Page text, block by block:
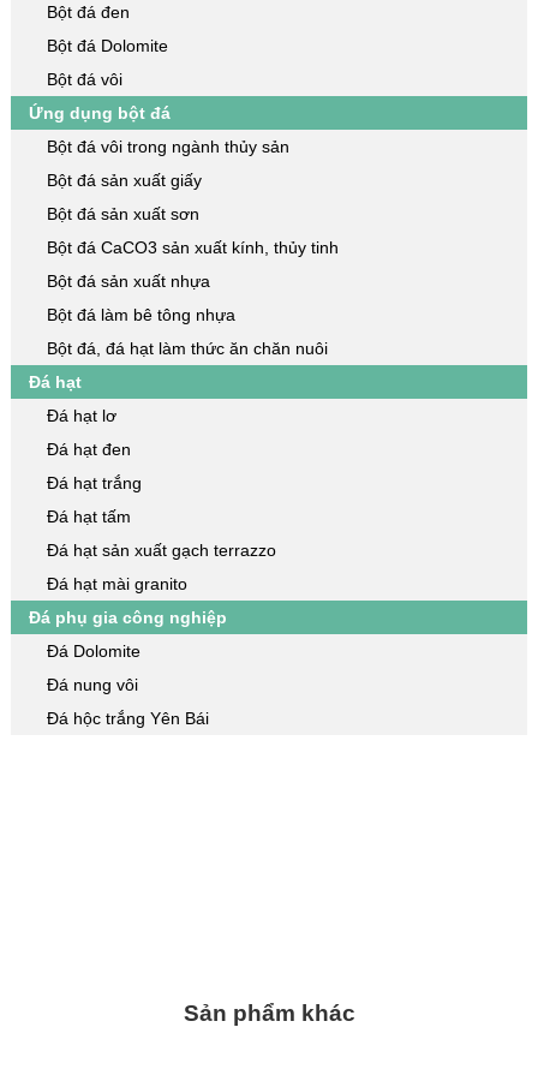
Bột đá đen
Bột đá Dolomite
Bột đá vôi
Ứng dụng bột đá
Bột đá vôi trong ngành thủy sản
Bột đá sản xuất giấy
Bột đá sản xuất sơn
Bột đá CaCO3 sản xuất kính, thủy tinh
Bột đá sản xuất nhựa
Bột đá làm bê tông nhựa
Bột đá, đá hạt làm thức ăn chăn nuôi
Đá hạt
Đá hạt lơ
Đá hạt đen
Đá hạt trắng
Đá hạt tấm
Đá hạt sản xuất gạch terrazzo
Đá hạt mài granito
Đá phụ gia công nghiệp
Đá Dolomite
Đá nung vôi
Đá hộc trắng Yên Bái
Sản phẩm khác